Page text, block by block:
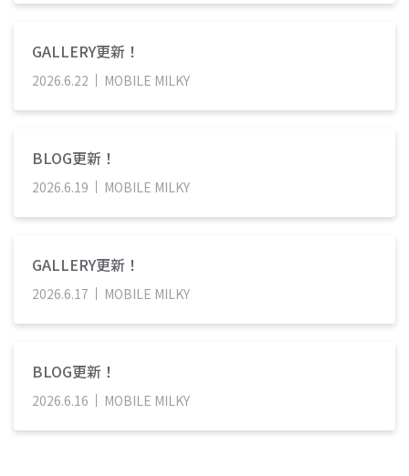
GALLERY更新！
2026.6.22 MOBILE MILKY
BLOG更新！
2026.6.19 MOBILE MILKY
GALLERY更新！
2026.6.17 MOBILE MILKY
BLOG更新！
2026.6.16 MOBILE MILKY